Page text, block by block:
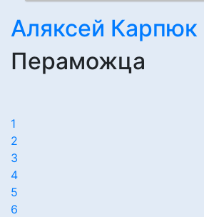
Аляксей Карпюк
Пераможца
1
2
3
4
5
6